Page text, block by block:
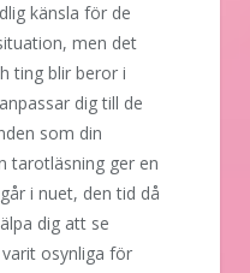
känsla för de
men det
ting blir beror i
dig till de
som din
tarotläsning ger en
i nuet, den tid då
dig att se
osynliga för